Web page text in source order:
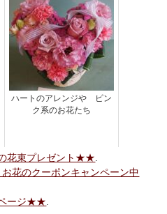
ハートのアレンジや ピン
ク系のお花たち
花束プレゼント★★
のクーポンキャンペーン中
ージ★★